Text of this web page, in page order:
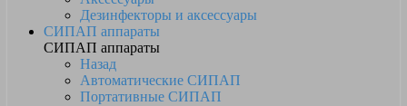
Дезинфекторы и аксессуары
СИПАП аппараты
СИПАП аппараты
Назад
Автоматические СИПАП
Портативные СИПАП